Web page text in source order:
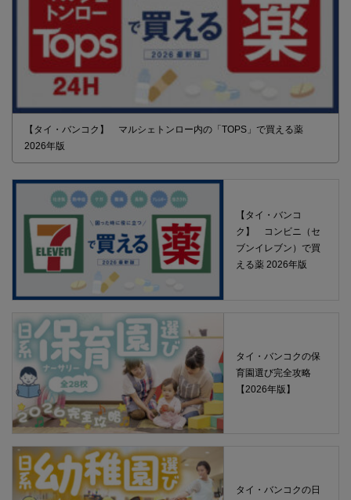
【タイ・バンコク】 マルシェトンロー内の「TOPS」で買える薬
2026年版
【タイ・バンコ
ク】 コンビニ（セ
ブンイレブン）で買
える薬 2026年版
タイ・バンコクの保
育園選び完全攻略
【2026年版】
タイ・バンコクの日